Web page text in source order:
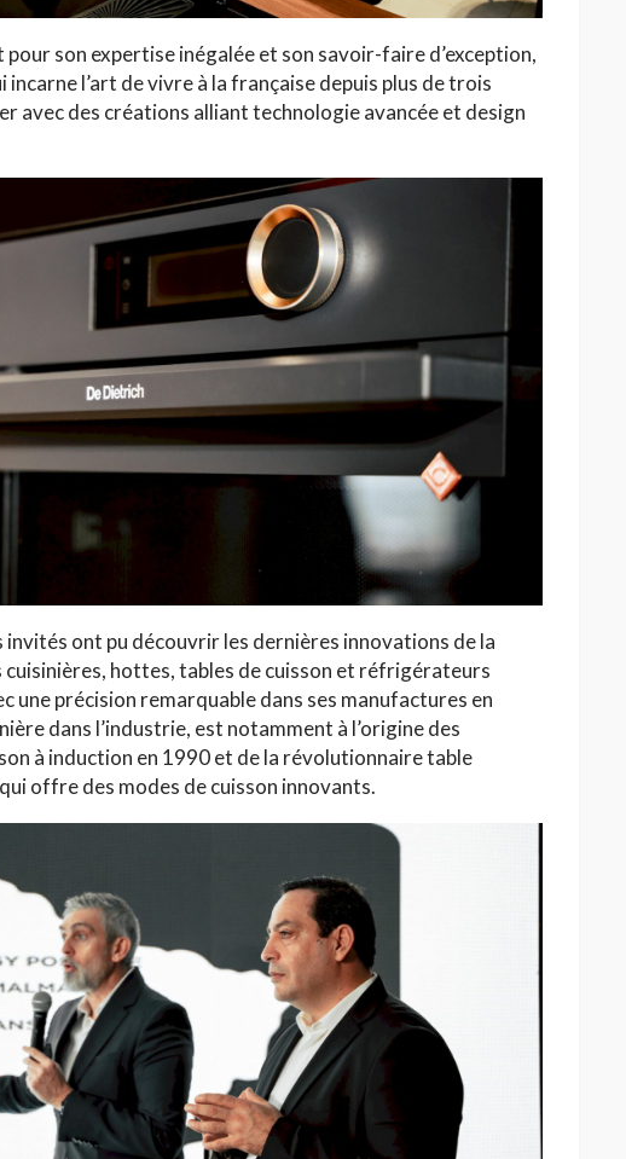
pour son expertise inégalée et son savoir-faire d’exception,
incarne l’art de vivre à la française depuis plus de trois
avec des créations alliant technologie avancée et design
invités ont pu découvrir les dernières innovations de la
hottes, tables de cuisson et réfrigérateurs
une précision remarquable dans ses manufactures en
dans l’industrie, est notamment à l’origine des
à induction en 1990 et de la révolutionnaire table
offre des modes de cuisson innovants.